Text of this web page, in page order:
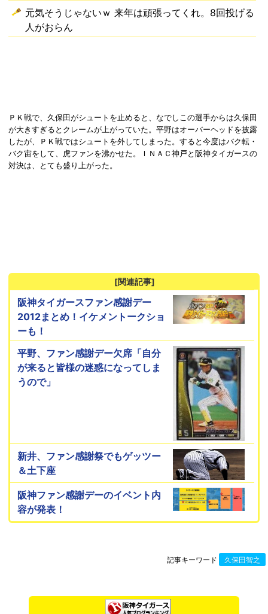
元気そうじゃないｗ 来年は頑張ってくれ。8回投げる
人がおらん
ＰＫ戦で、久保田がシュートを止めると、なでしこの選手からは久保田
が大きすぎるとクレームが上がっていた。平野はオーバーヘッドを披露
したが、ＰＫ戦ではシュートを外してしまった。すると今度はバク転・
バク宙をして、虎ファンを沸かせた。ＩＮＡＣ神戸と阪神タイガースの
対決は、とても盛り上がった。
[関連記事]
阪神タイガースファン感謝デー
2012まとめ！イケメントークショ
ーも！
平野、ファン感謝デー欠席「自分
が来ると皆様の迷惑になってしま
うので」
新井、ファン感謝祭でもゲッツー
＆土下座
阪神ファン感謝デーのイベント内
容が発表！
記事キーワード 久保田智之